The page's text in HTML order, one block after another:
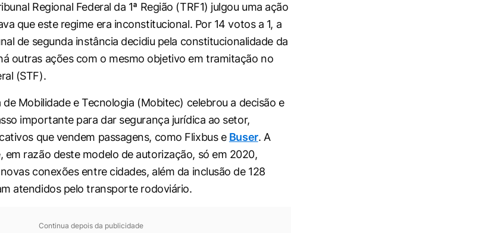
Regional Federal da 1ª Região (TRF1) julgou uma ação
que este regime era inconstitucional. Por 14 votos a 1, a
de segunda instância decidiu pela constitucionalidade da
outras ações com o mesmo objetivo em tramitação no
(STF).
de Mobilidade e Tecnologia (Mobitec) celebrou a decisão e
importante para dar segurança jurídica ao setor,
que vendem passagens, como Flixbus e Buser. A
em razão deste modelo de autorização, só em 2020,
conexões entre cidades, além da inclusão de 128
atendidos pelo transporte rodoviário.
Continua depois da publicidade